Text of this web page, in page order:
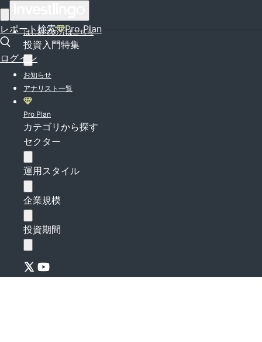
レポート検索 Pro Plan
ログイン
はじめての方はこちら
投資入門特集
お知らせ
アナリスト一覧
Pro Plan
カテゴリから探す
セクター
運用スタイル
企業規模
投資期間